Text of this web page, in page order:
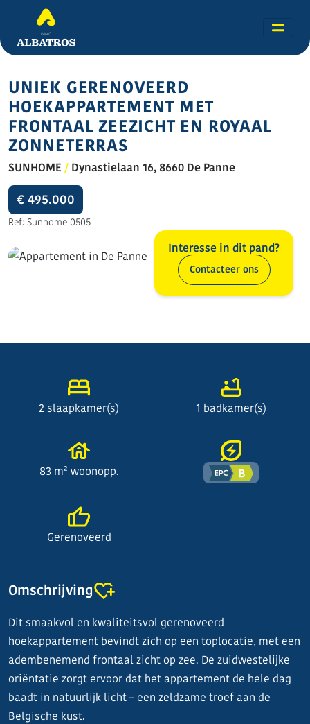
UNIEK GERENOVEERD
HOEKAPPARTEMENT MET
FRONTAAL ZEEZICHT EN ROYAAL
ZONNETERRAS
SUNHOME / Dynastielaan 16, 8660 De Panne
€ 495.000
Ref: Sunhome 0505
Alle foto's (28)
Interesse in dit pand?
Contacteer ons
Omschrijving
Dit smaakvol en kwaliteitsvol gerenoveerd
hoekappartement bevindt zich op een toplocatie, met een
adembenemend frontaal zicht op zee. De zuidwestelijke
oriëntatie zorgt ervoor dat het appartement de hele dag
baadt in natuurlijk licht – een zeldzame troef aan de
Belgische kust.
2 slaapkamer(s) 1 badkamer(s)
83 m² woonopp.
Gerenoveerd